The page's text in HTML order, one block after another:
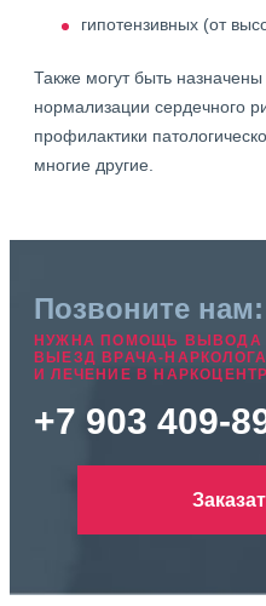
гипотензивных (от
Также могут быть
нормализации сердечного
профилактики
многие другие.
Позвоните нам:
НУЖНА ПОМОЩЬ ВЫВОДА
ВЫЕЗД ВРАЧА-
И ЛЕЧЕНИЕ В
+7 903 409-